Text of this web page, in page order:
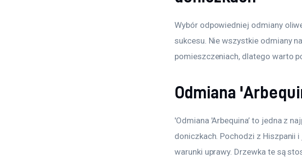
Wybór odpowiedniej odmiany
sukcesu. Nie wszystkie odmiany
pomieszczeniach, dlatego warto
Odmiana
'Odmiana 'Arbequina’ to jedna z
doniczkach. Pochodzi z Hiszpanii
warunki uprawy. Drzewka te są